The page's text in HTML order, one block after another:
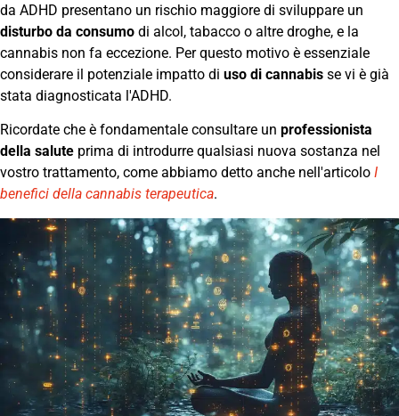
da ADHD presentano un rischio maggiore di sviluppare un
disturbo da consumo di alcol, tabacco o altre droghe, e la
cannabis non fa eccezione. Per questo motivo è essenziale
considerare il potenziale impatto di uso di cannabis se vi è già
stata diagnosticata l'ADHD.
Ricordate che è fondamentale consultare un professionista
della salute prima di introdurre qualsiasi nuova sostanza nel
vostro trattamento, come abbiamo detto anche nell'articolo I
benefici della cannabis terapeutica.